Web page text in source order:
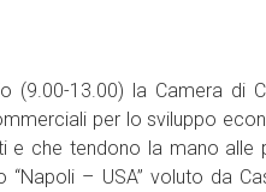
(9.00-13.00) la Camera di
per lo sviluppo
e che tendono la mano
“Napoli – USA” voluto da